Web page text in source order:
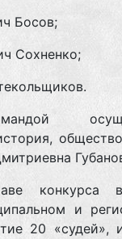
Босов;
Сохненко;
конкурса
и
20 «судей»,